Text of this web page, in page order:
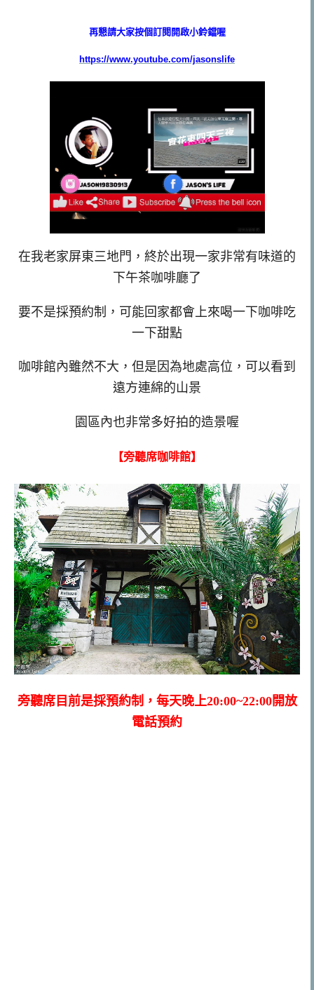
再懇請大家按個訂閱開啟小鈴鐺喔
https://www.youtube.com/jasonslife
在我老家屏東三地門，終於出現一家非常有味道的
下午茶咖啡廳了
要不是採預約制，可能回家都會上來喝一下咖啡吃
一下甜點
咖啡館內雖然不大，但是因為地處高位，可以看到
遠方連綿的山景
園區內也非常多好拍的造景喔
【旁聽席咖啡館】
旁聽席目前是採預約制，每天晚上20:00~22:00開放
電話預約